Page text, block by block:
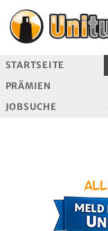
STARTSEITE
PRÄMIEN
JOBSUCHE